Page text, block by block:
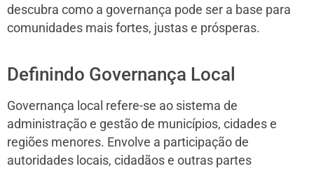
descubra como a governança pode ser a base para
comunidades mais fortes, justas e prósperas.
Definindo Governança Local
Governança local refere-se ao sistema de
administração e gestão de municípios, cidades e
regiões menores. Envolve a participação de
autoridades locais, cidadãos e outras partes